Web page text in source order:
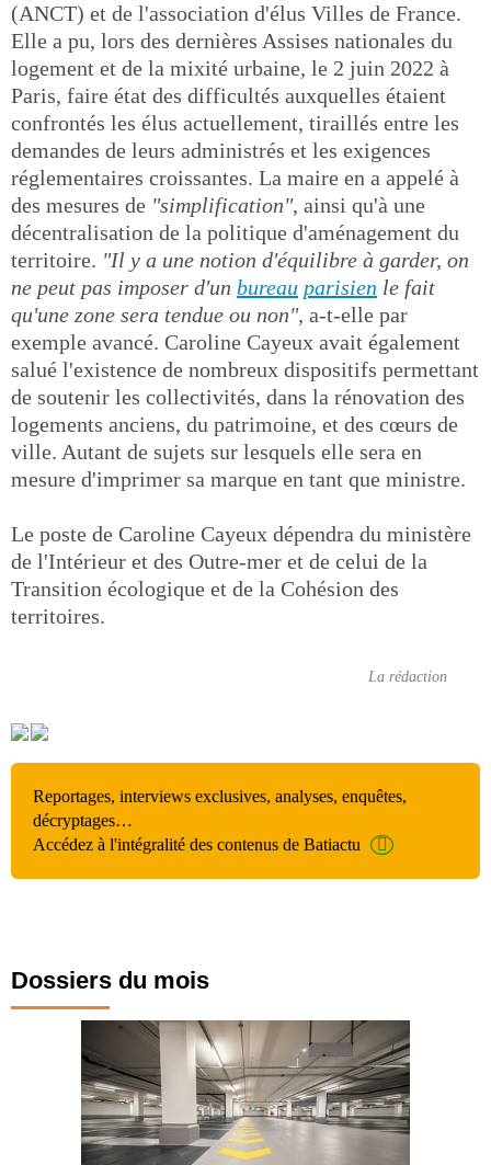
(ANCT) et de l'association d'élus Villes de France.
Elle a pu, lors des dernières Assises nationales du
logement et de la mixité urbaine, le 2 juin 2022 à
Paris, faire état des difficultés auxquelles étaient
confrontés les élus actuellement, tiraillés entre les
demandes de leurs administrés et les exigences
réglementaires croissantes. La maire en a appelé à
des mesures de "simplification", ainsi qu'à une
décentralisation de la politique d'aménagement du
territoire. "Il y a une notion d'équilibre à garder, on
ne peut pas imposer d'un bureau parisien le fait
qu'une zone sera tendue ou non", a-t-elle par
exemple avancé. Caroline Cayeux avait également
salué l'existence de nombreux dispositifs permettant
de soutenir les collectivités, dans la rénovation des
logements anciens, du patrimoine, et des cœurs de
ville. Autant de sujets sur lesquels elle sera en
mesure d'imprimer sa marque en tant que ministre.
Le poste de Caroline Cayeux dépendra du ministère
de l'Intérieur et des Outre-mer et de celui de la
Transition écologique et de la Cohésion des
territoires.
La rédaction
Reportages, interviews exclusives, analyses, enquêtes,
décryptages…
Accédez à l'intégralité des contenus de Batiactu
Dossiers du mois